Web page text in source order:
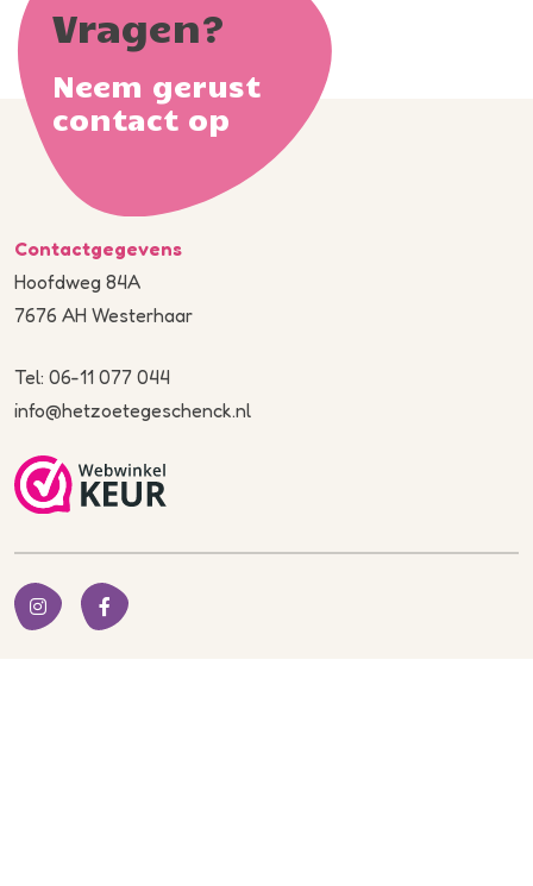
Vragen?
Neem gerust
contact op
Contactgegevens
Hoofdweg 84A
7676 AH Westerhaar
Tel: 06-11 077 044
info@hetzoetegeschenck.nl